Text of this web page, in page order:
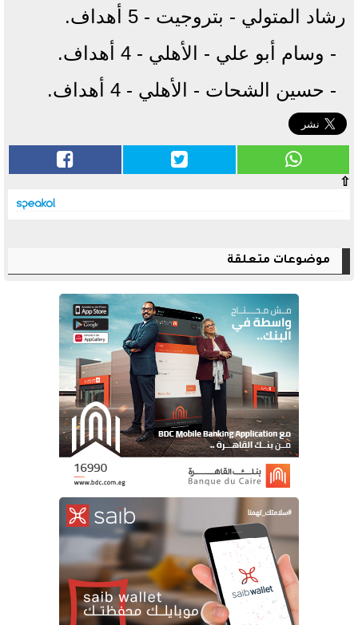
رشاد المتولي - بتروجيت - 5 أهداف.
- وسام أبو علي - الأهلي - 4 أهداف.
- حسين الشحات - الأهلي - 4 أهداف.
⇧
موضوعات متعلقة